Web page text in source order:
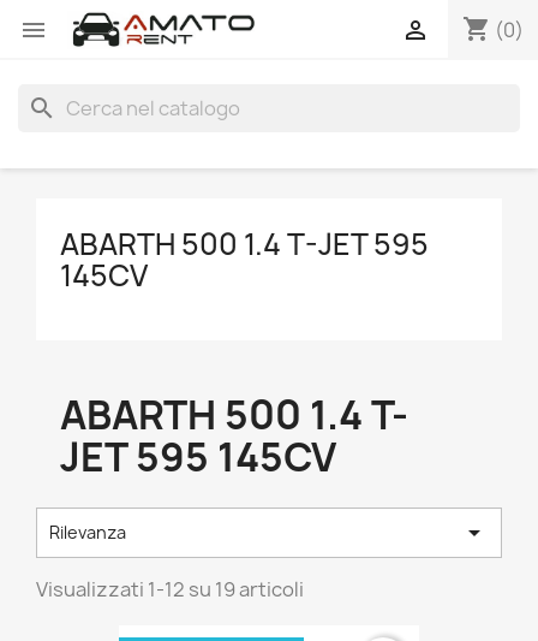
 shopping_cart (0)

search
ABARTH 500 1.4 T-JET 595
145CV
ABARTH 500 1.4 T-
JET 595 145CV
Rilevanza 
Visualizzati 1-12 su 19 articoli